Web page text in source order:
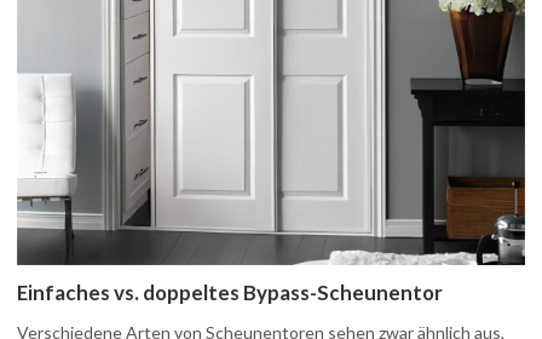
Einfaches vs. doppeltes Bypass-Scheunentor
Verschiedene Arten von Scheunentoren sehen zwar ähnlich aus,